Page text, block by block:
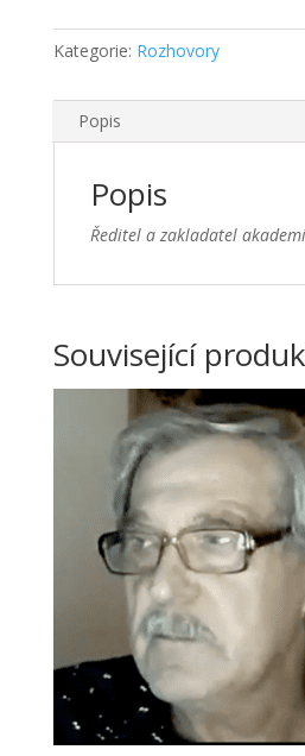
Kategorie: Rozhovory
Popis
Popis
Ředitel a zakladatel
Související